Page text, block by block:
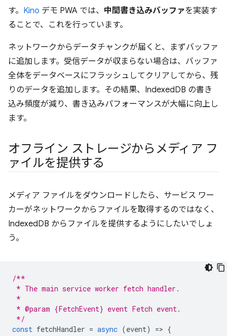
す。 Kino デモ PWA では、 中間書き込みバッファを実装す
ることで、これを行っています。
ネットワークからデータチャンクが届くと、まずバッファ
に追加します。受信データが収まらない場合は、バッファ
全体をデータベースにフラッシュしてクリアしてから、残
りのデータを追加します。その結果、IndexedDB の書き
込み頻度が減り、書き込みパフォーマンスが大幅に向上し
ます。
オフライン ストレージからメディア フ
ァイルを提供する
メディア ファイルをダウンロードしたら、サービス ワー
カーがネットワークからファイルを取得するのではなく、
IndexedDB からファイルを提供するようにしたいでしょ
う。
/**
* The main service worker fetch handler.
*
* @param {FetchEvent} event Fetch event.
*/
const fetchHandler = async (event) => {